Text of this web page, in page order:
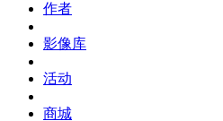
作者
影像库
活动
商城